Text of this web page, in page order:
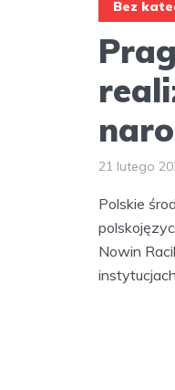
Bez
21 lutego
Polskie
Nowin